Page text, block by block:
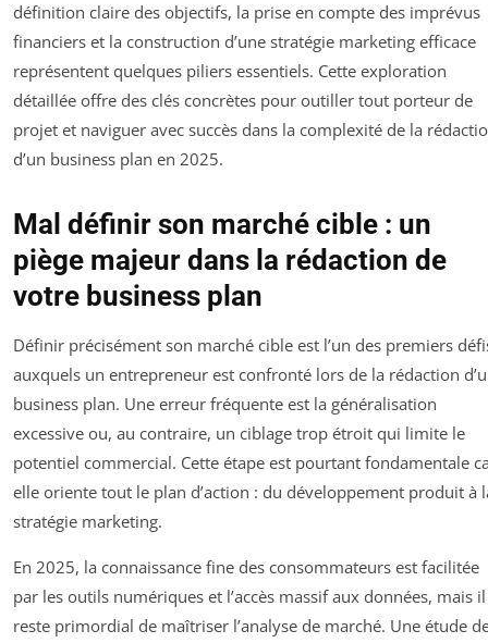
définition claire des objectifs, la prise en compte des imprévus
financiers et la construction d’une stratégie marketing efficace
représentent quelques piliers essentiels. Cette exploration
détaillée offre des clés concrètes pour outiller tout porteur de
projet et naviguer avec succès dans la complexité de la
d’un business plan en 2025.
Mal définir son marché cible : un
piège majeur dans la rédaction de
votre business plan
Définir précisément son marché cible est l’un des premiers
auxquels un entrepreneur est confronté lors de la rédaction
business plan. Une erreur fréquente est la généralisation
excessive ou, au contraire, un ciblage trop étroit qui limite le
potentiel commercial. Cette étape est pourtant fondamentale
elle oriente tout le plan d’action : du développement produit à
stratégie marketing.
En 2025, la connaissance fine des consommateurs est facilitée
par les outils numériques et l’accès massif aux données, mais il
reste primordial de maîtriser l’analyse de marché. Une étude